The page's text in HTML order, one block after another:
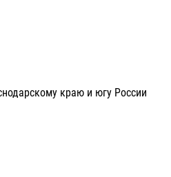
краю и югу России